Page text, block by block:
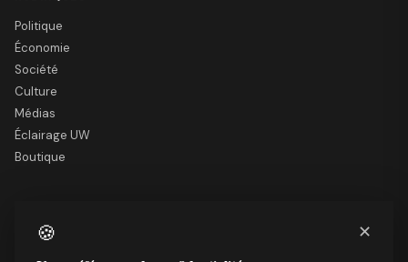
Politique
Économie
Société
Culture
Médias
Éclairage UW
Boutique
Nous soutenir
🍪 ✕